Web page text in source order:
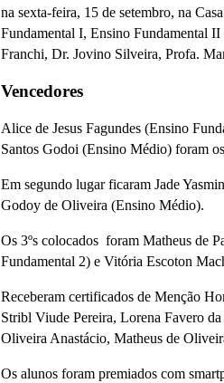
na sexta-feira, 15 de setembro, na
Fundamental I, Ensino Fundamental
Franchi, Dr. Jovino Silveira, Profa.
Vencedores
Alice de Jesus Fagundes (Ensino
Santos Godoi (Ensino Médio) foram
Em segundo lugar ficaram Jade
Godoy de Oliveira (Ensino Médio).
Os 3ºs colocados foram Matheus de
Fundamental 2) e Vitória Escoton
Receberam certificados de Menção
Stribl Viude Pereira, Lorena Favero
Oliveira Anastácio, Matheus de
Os alunos foram premiados com